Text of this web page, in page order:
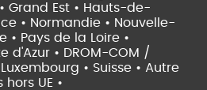
Grand Est • Hauts-de-
• Normandie • Nouvelle-
• Pays de la Loire •
d'Azur • DROM-COM /
• Suisse • Autre
UE •